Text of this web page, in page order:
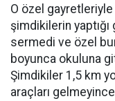
O özel
şimdikilerin
sermedi ve özel
boyunca okuluna
Şimdikiler 1,5 km
araçları